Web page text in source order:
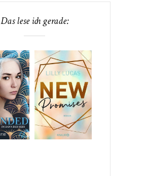
Das lese ich gerade: